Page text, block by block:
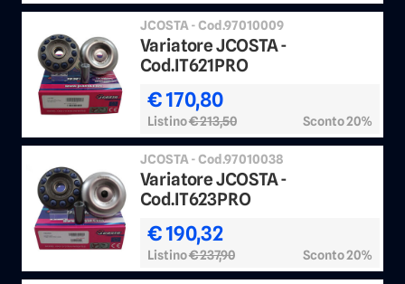
JCOSTA - Cod.97010009
Variatore JCOSTA -
Cod.IT621PRO
€ 170,80
Listino€ 213,50 Sconto 20%
JCOSTA - Cod.97010038
Variatore JCOSTA -
Cod.IT623PRO
€ 190,32
Listino€ 237,90 Sconto 20%